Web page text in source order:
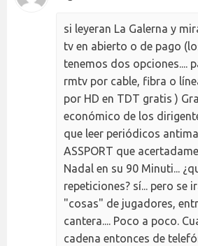
si leyeran La Galerna y
tv en abierto o de pago
tenemos dos opciones....
rmtv por cable, fibra o
por HD en TDT gratis )
económico de los
que leer periódicos
ASSPORT que
Nadal en su 90 Minuti...
repeticiones? sí... pero se
"cosas" de jugadores,
cantera.... Poco a poco.
cadena entonces de